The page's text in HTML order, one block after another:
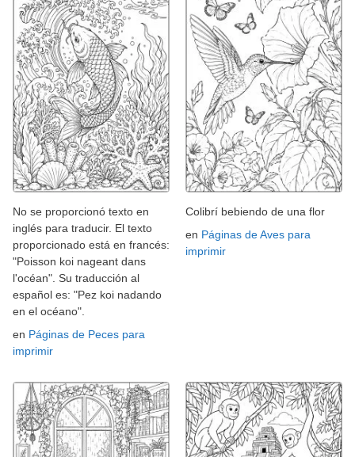
No se proporcionó texto en
inglés para traducir. El texto
proporcionado está en francés:
"Poisson koi nageant dans
l'océan". Su traducción al
español es: "Pez koi nadando
en el océano".
en Páginas de Peces para
imprimir
Colibrí bebiendo de una flor
en Páginas de Aves para
imprimir